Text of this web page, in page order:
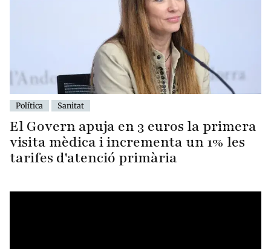
Política Sanitat
El Govern apuja en 3 euros la primera
visita mèdica i incrementa un 1% les
tarifes d'atenció primària